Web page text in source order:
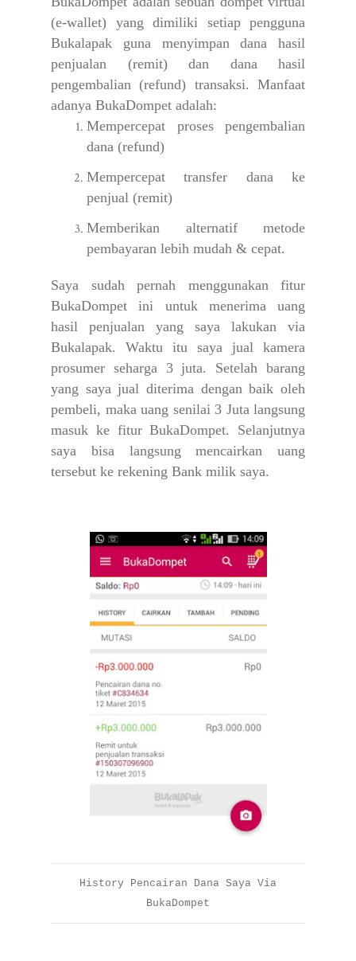
(e-wallet) yang dimiliki setiap pengguna
Bukalapak guna menyimpan dana hasil
penjualan (remit) dan dana hasil
pengembalian (refund) transaksi. Manfaat
adanya BukaDompet adalah:
Mempercepat proses pengembalian
dana (refund)
Mempercepat transfer dana ke
penjual (remit)
Memberikan alternatif metode
pembayaran lebih mudah & cepat.
Saya sudah pernah menggunakan fitur
BukaDompet ini untuk menerima uang
hasil penjualan yang saya lakukan via
Bukalapak. Waktu itu saya jual kamera
prosumer seharga 3 juta. Setelah barang
yang saya jual diterima dengan baik oleh
pembeli, maka uang senilai 3 Juta langsung
masuk ke fitur BukaDompet. Selanjutnya
saya bisa langsung mencairkan uang
tersebut ke rekening Bank milik saya.
History Pencairan Dana Saya Via
BukaDompet